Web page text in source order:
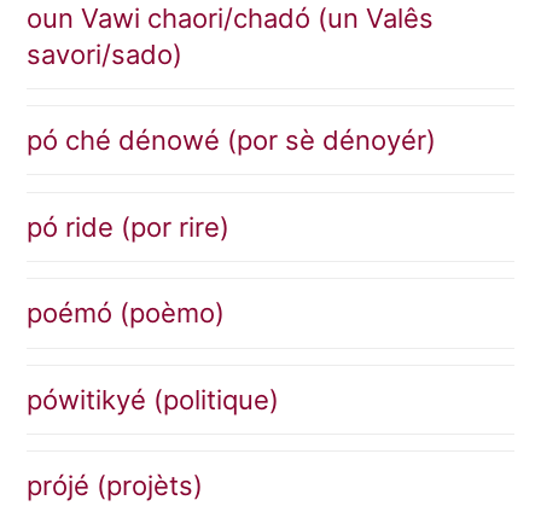
oun Vawi chaori/chadó (un Valês
savori/sado)
pó ché dénowé (por sè dénoyér)
pó ride (por rire)
poémó (poèmo)
pówitikyé (politique)
prójé (projèts)